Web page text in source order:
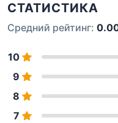
СТАТИСТИКА
Средний рейтинг:
10
9
8
7